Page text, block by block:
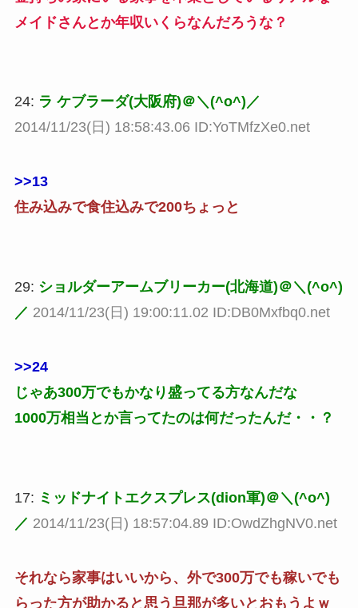
メイドさんとか年収いくらなんだろうな？
24: ラ ケブラーダ(大阪府)＠＼(^o^)／
2014/11/23(日) 18:58:43.06 ID:YoTMfzXe0.net
>>13
住み込みで食住込みで200ちょっと
29: ショルダーアームブリーカー(北海道)＠＼(^o^)
／ 2014/11/23(日) 19:00:11.02 ID:DB0Mxfbq0.net
>>24
じゃあ300万でもかなり盛ってる方なんだな
1000万相当とか言ってたのは何だったんだ・・？
17: ミッドナイトエクスプレス(dion軍)＠＼(^o^)
／ 2014/11/23(日) 18:57:04.89 ID:OwdZhgNV0.net
それなら家事はいいから、外で300万でも稼いでも
らった方が助かると思う旦那が多いとおもうよｗ